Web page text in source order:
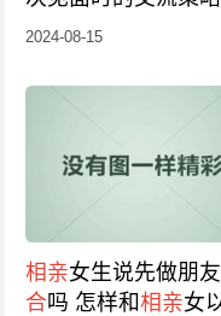
2024-08-15
相亲女生说先做朋友
合吗 怎样和相亲女